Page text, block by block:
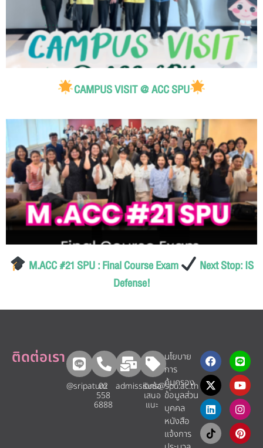
CAMPUS VISIT @ ACC SPU
M.ACC #21 SPU : Final Course Exam
Next Stop: IS
Defense!
ติดต่อเรา
@sripatum
02
558
6888
admissions@spu.ac.th
รับข้อ
เสนอ
แนะ​
นโยบาย
การ
คุ้มครอง
ข้อมูลส่วน
บุคคล
หนังสือ
แจ้งการ